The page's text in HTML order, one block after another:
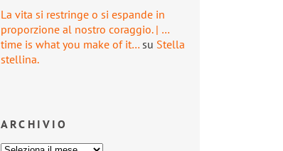
La vita si restringe o si espande in
proporzione al nostro coraggio. | …
time is what you make of it… su Stella
stellina.
ARCHIVIO